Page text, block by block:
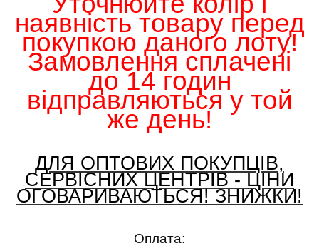
наявність товаруперед
покупкою даного лоту!
Замовлення сплачені
до 14 годин
відправляються у той
же день!
ДЛЯ ОПТОВИХ ПОКУПЦІВ,
СЕРВІСНИХ ЦЕНТРІВ - ЦІНИ
ОГОВАРИВАЮТЬСЯ! ЗНИЖКИ!
Оплата: